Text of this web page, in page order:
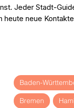
Jeder Stadt-
heute neue
Baden-
Bremen